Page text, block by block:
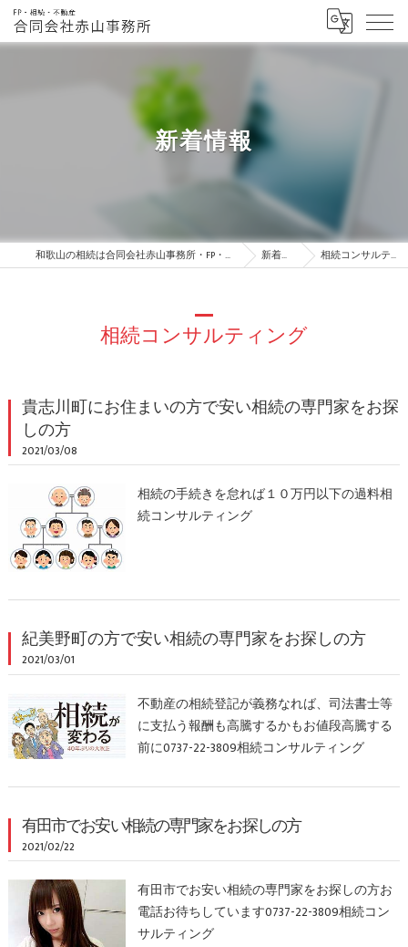
新着情報
和歌山の相続は合同会社赤山事務所・FP・相続・不動産 新着情報 相続コンサルティング
相続コンサルティング
貴志川町にお住まいの方で安い相続の専門家をお探
しの方
2021/03/08
相続の手続きを怠れば１０万円以下の過料相
続コンサルティング
紀美野町の方で安い相続の専門家をお探しの方
2021/03/01
不動産の相続登記が義務なれば、司法書士等
に支払う報酬も高騰するかもお値段高騰する
前に0737-22-3809相続コンサルティング
有田市でお安い相続の専門家をお探しの方
2021/02/22
有田市でお安い相続の専門家をお探しの方お
電話お待ちしています0737-22-3809相続コン
サルティング